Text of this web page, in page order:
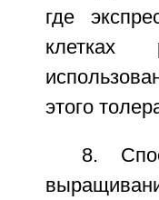
где
клетках
этого
8.